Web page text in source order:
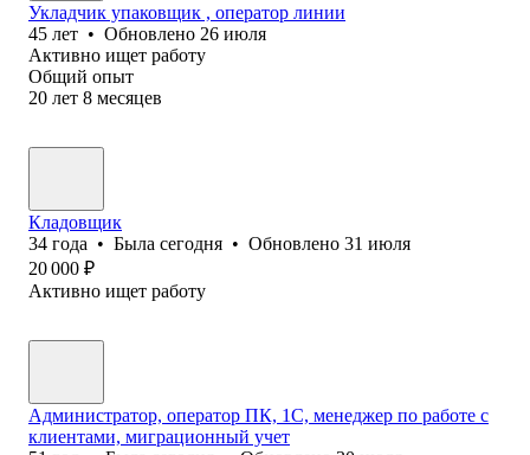
Укладчик упаковщик , оператор линии
45 лет • Обновлено 26 июля
Активно ищет работу
Общий опыт
20 лет 8 месяцев
Кладовщик
34 года • Была сегодня • Обновлено 31 июля
20 000 ₽
Активно ищет работу
Администратор, оператор ПК, 1С, менеджер по работе с
клиентами, миграционный учет